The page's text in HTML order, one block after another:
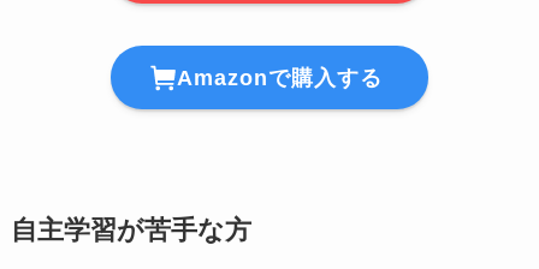
Amazonで購入する
自主学習が苦手な方